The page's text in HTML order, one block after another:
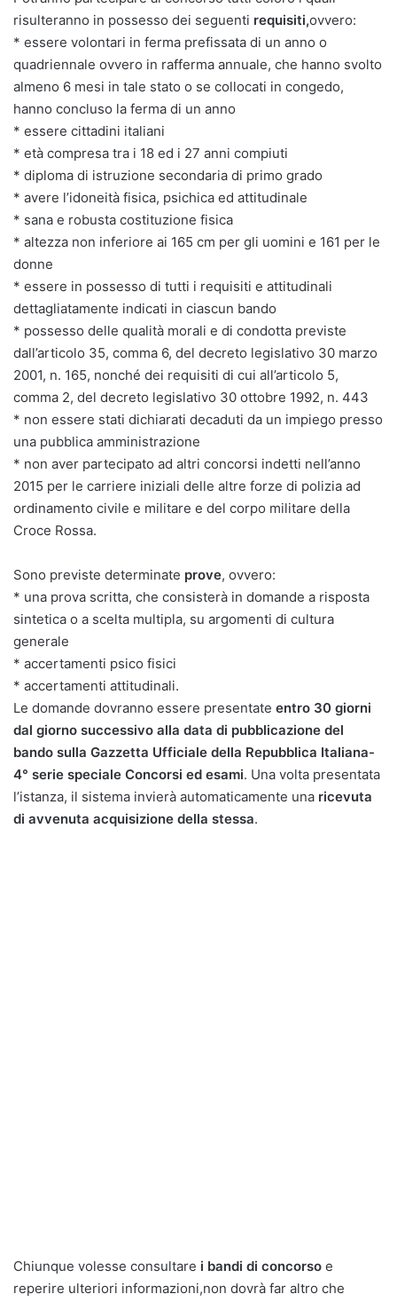
risulteranno in possesso dei seguenti requisiti,ovvero:
* essere volontari in ferma prefissata di un anno o
quadriennale ovvero in rafferma annuale, che hanno svolto
almeno 6 mesi in tale stato o se collocati in congedo,
hanno concluso la ferma di un anno
* essere cittadini italiani
* età compresa tra i 18 ed i 27 anni compiuti
* diploma di istruzione secondaria di primo grado
* avere l’idoneità fisica, psichica ed attitudinale
* sana e robusta costituzione fisica
* altezza non inferiore ai 165 cm per gli uomini e 161 per le
donne
* essere in possesso di tutti i requisiti e attitudinali
dettagliatamente indicati in ciascun bando
* possesso delle qualità morali e di condotta previste
dall’articolo 35, comma 6, del decreto legislativo 30 marzo
2001, n. 165, nonché dei requisiti di cui all’articolo 5,
comma 2, del decreto legislativo 30 ottobre 1992, n. 443
* non essere stati dichiarati decaduti da un impiego presso
una pubblica amministrazione
* non aver partecipato ad altri concorsi indetti nell’anno
2015 per le carriere iniziali delle altre forze di polizia ad
ordinamento civile e militare e del corpo militare della
Croce Rossa.
Sono previste determinate prove, ovvero:
* una prova scritta, che consisterà in domande a risposta
sintetica o a scelta multipla, su argomenti di cultura
generale
* accertamenti psico fisici
* accertamenti attitudinali.
Le domande dovranno essere presentate entro 30 giorni
dal giorno successivo alla data di pubblicazione del
bando sulla Gazzetta Ufficiale della Repubblica Italiana-
4° serie speciale Concorsi ed esami. Una volta presentata
l’istanza, il sistema invierà automaticamente una ricevuta
di avvenuta acquisizione della stessa.
Chiunque volesse consultare i bandi di concorso e
reperire ulteriori informazioni,non dovrà far altro che